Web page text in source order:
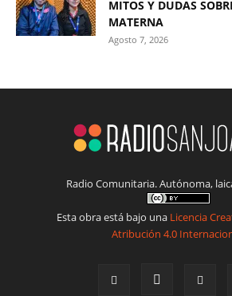
MITOS Y DUDAS
MATERNA
Agosto 7, 2026
Radio Comunitaria. Autónoma,
Esta obra está bajo una Licencia
Atribución 4.0